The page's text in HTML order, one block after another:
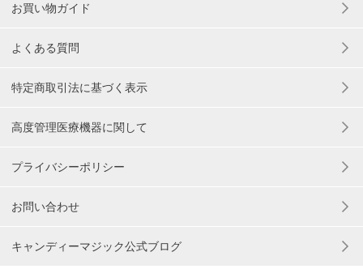
お買い物ガイド
よくある質問
特定商取引法に基づく表示
高度管理医療機器に関して
プライバシーポリシー
お問い合わせ
キャンディーマジック公式ブログ